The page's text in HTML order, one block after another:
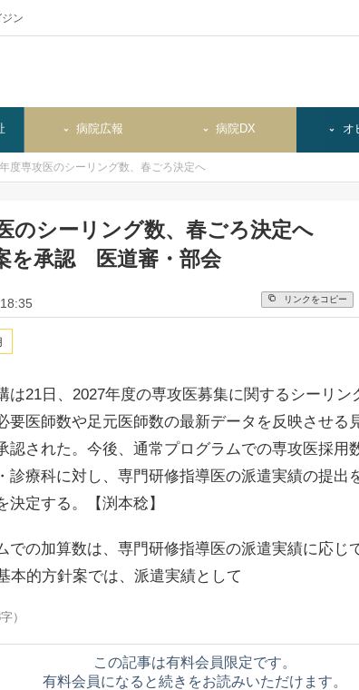
ン
病院広報 病院DX オ
度専攻医のシーリング数、春ごろ決定へ
のシーリング数、春ごろ決定へ
を承認 医道審・部会
リンクをコピー
21日、2027年度の専攻医募集に関するシーリン
要医師数や足元医師数の最新データを反映させる
認された。今後、通常プログラムでの専攻医採用
診療科に対し、専門研修指導医の派遣実績の提出
決定する。【渕本稔】
の加算数は、専門研修指導医の派遣実績に応じ
本的方針案では、派遣実績として
）
この記事は有料会員限定です。
有料会員になると続きをお読みいただけます。